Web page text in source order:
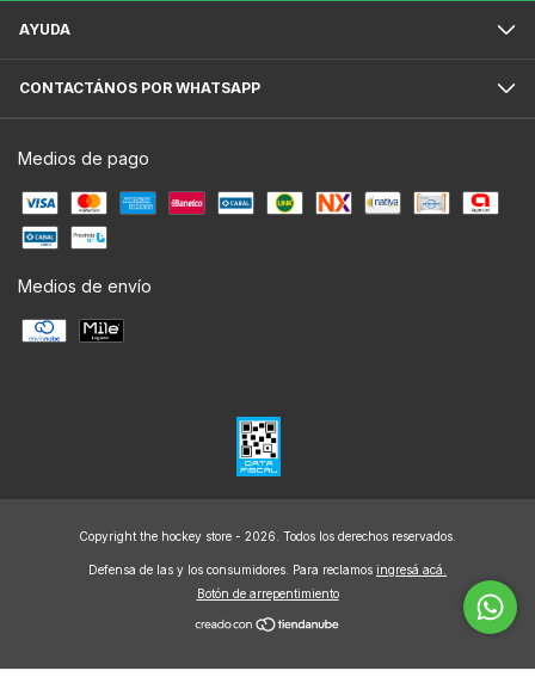
AYUDA
CONTACTÁNOS POR WHATSAPP
Medios de pago
Medios de envío
Copyright the hockey store - 2026. Todos los derechos reservados.
Defensa de las y los consumidores. Para reclamos ingresá acá.
Botón de arrepentimiento